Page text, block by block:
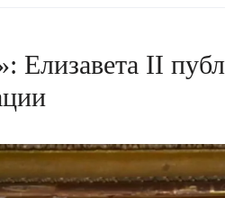
Елизавета II